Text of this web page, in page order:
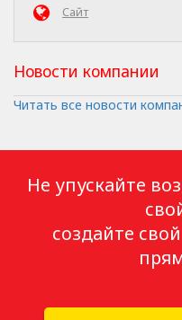
Сайт
Новости компании
Читать все новости
Не упускайте
создайте